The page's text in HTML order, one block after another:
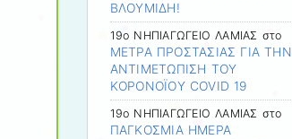
ΒΛΟΥΜΙΔΗ!
19ο ΝΗΠΙΑΓΩΓΕΙΟ ΛΑΜΙΑΣ στο
ΜΕΤΡΑ ΠΡΟΣΤΑΣΙΑΣ ΓΙΑ ΤΗΝ
ΑΝΤΙΜΕΤΩΠΙΣΗ ΤΟΥ
ΚΟΡΟΝΟΪΟΥ COVID 19
19ο ΝΗΠΙΑΓΩΓΕΙΟ ΛΑΜΙΑΣ στο
ΠΑΓΚΟΣΜΙΑ ΗΜΕΡΑ